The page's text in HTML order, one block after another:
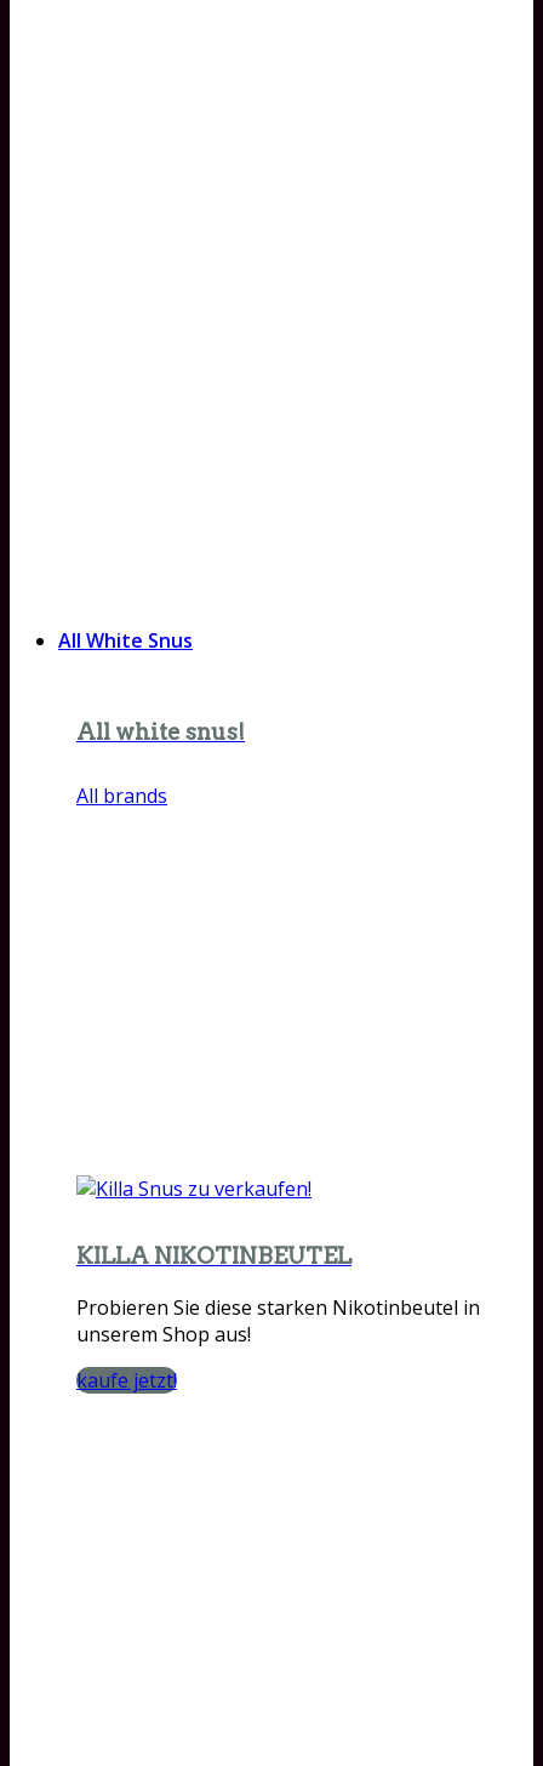
All White Snus
All white snus!
All brands
KILLA NIKOTINBEUTEL
Probieren Sie diese starken Nikotinbeutel in
unserem Shop aus!
kaufe jetzt!